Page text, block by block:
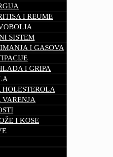
I REUME
SISTEM
I GASOVA
I GRIPA
VARENJA
I KOSE